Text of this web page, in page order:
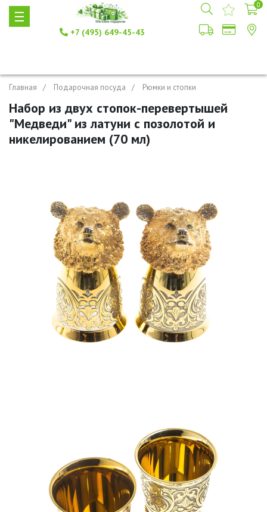
+7 (495) 649-45-43
0
Главная Подарочная посуда Рюмки и стопки
Набор из двух стопок-перевертышей
"Медведи" из латуни с позолотой и
никелированием (70 мл)